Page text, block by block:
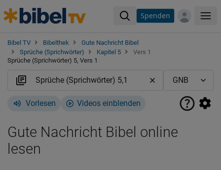
Spenden
Bibel TV Bibelthek
Gute Nachricht Bibel
Sprüche (Sprichwörter)
Kapitel 5
Vers 1
Sprüche (Sprichwörter) 5, Vers 1
Vorlesen Videos einblenden
Gute Nachricht Bibel online
lesen